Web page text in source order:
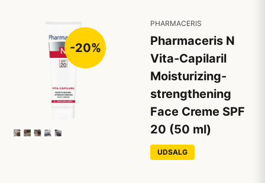
-20%
PHARMACERIS
Pharmaceris N
Vita-Capilaril
Moisturizing-
strengthening
Face Creme SPF
20 (50 ml)
UDSALG